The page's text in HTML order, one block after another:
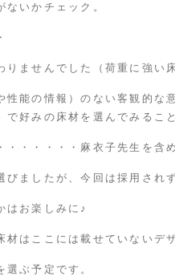
ないかチェック。
りませんでした（荷重に強い
性能の情報）のない客観的な
で好みの床材を選んでみるこ
・・・・・・麻衣子先生を含
びましたが、今回は採用され
はお楽しみに♪
材はここには載せていないデ
選ぶ予定です。